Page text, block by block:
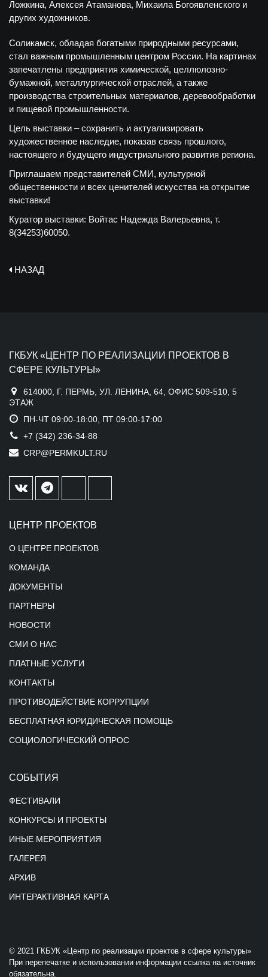
Ложкина, Алексея Атаманова, Михаила Богоявленского и
других художников.
Соликамск, обладая богатыми природными ресурсами,
стал важным промышленным центром России. На картинах
запечатлены предприятия химической, целлюлозно-
бумажной, металлургической отраслей, а также
производства строительных материалов, деревообработки
и пищевой промышленности.
Цель выставки – сохранить и актуализировать
художественное наследие, показав связь прошлого,
настоящего и будущего индустриального развития региона.
Приглашаем представителей СМИ, культурной
общественности и всех ценителей искусства на открытие
выставки!
Куратор выставки: Войтас Надежда Валерьевна, т.
8(34253)60050.
НАЗАД
ГКБУК «ЦЕНТР ПО РЕАЛИЗАЦИИ ПРОЕКТОВ В
СФЕРЕ КУЛЬТУРЫ»
614000, Г. ПЕРМЬ, УЛ. ЛЕНИНА, 64, ОФИС 509-510, 5
ЭТАЖ
ПН-ЧТ 09:00-18:00, ПТ 09:00-17:00
+7 (342) 236-34-88
CRP@PERMKULT.RU
ЦЕНТР ПРОЕКТОВ
О ЦЕНТРЕ ПРОЕКТОВ
КОМАНДА
ДОКУМЕНТЫ
ПАРТНЕРЫ
НОВОСТИ
СМИ О НАС
ПЛАТНЫЕ УСЛУГИ
КОНТАКТЫ
ПРОТИВОДЕЙСТВИЕ КОРРУПЦИИ
БЕСПЛАТНАЯ ЮРИДИЧЕСКАЯ ПОМОЩЬ
СОЦИОЛОГИЧЕСКИЙ ОПРОС
СОБЫТИЯ
ФЕСТИВАЛИ
КОНКУРСЫ И ПРОЕКТЫ
ИНЫЕ МЕРОПРИЯТИЯ
ГАЛЕРЕЯ
АРХИВ
ИНТЕРАКТИВНАЯ КАРТА
© 2021 ГКБУК «Центр по реализации проектов в сфере культуры»
При перепечатке и использовании информации ссылка на источник
обязательна.